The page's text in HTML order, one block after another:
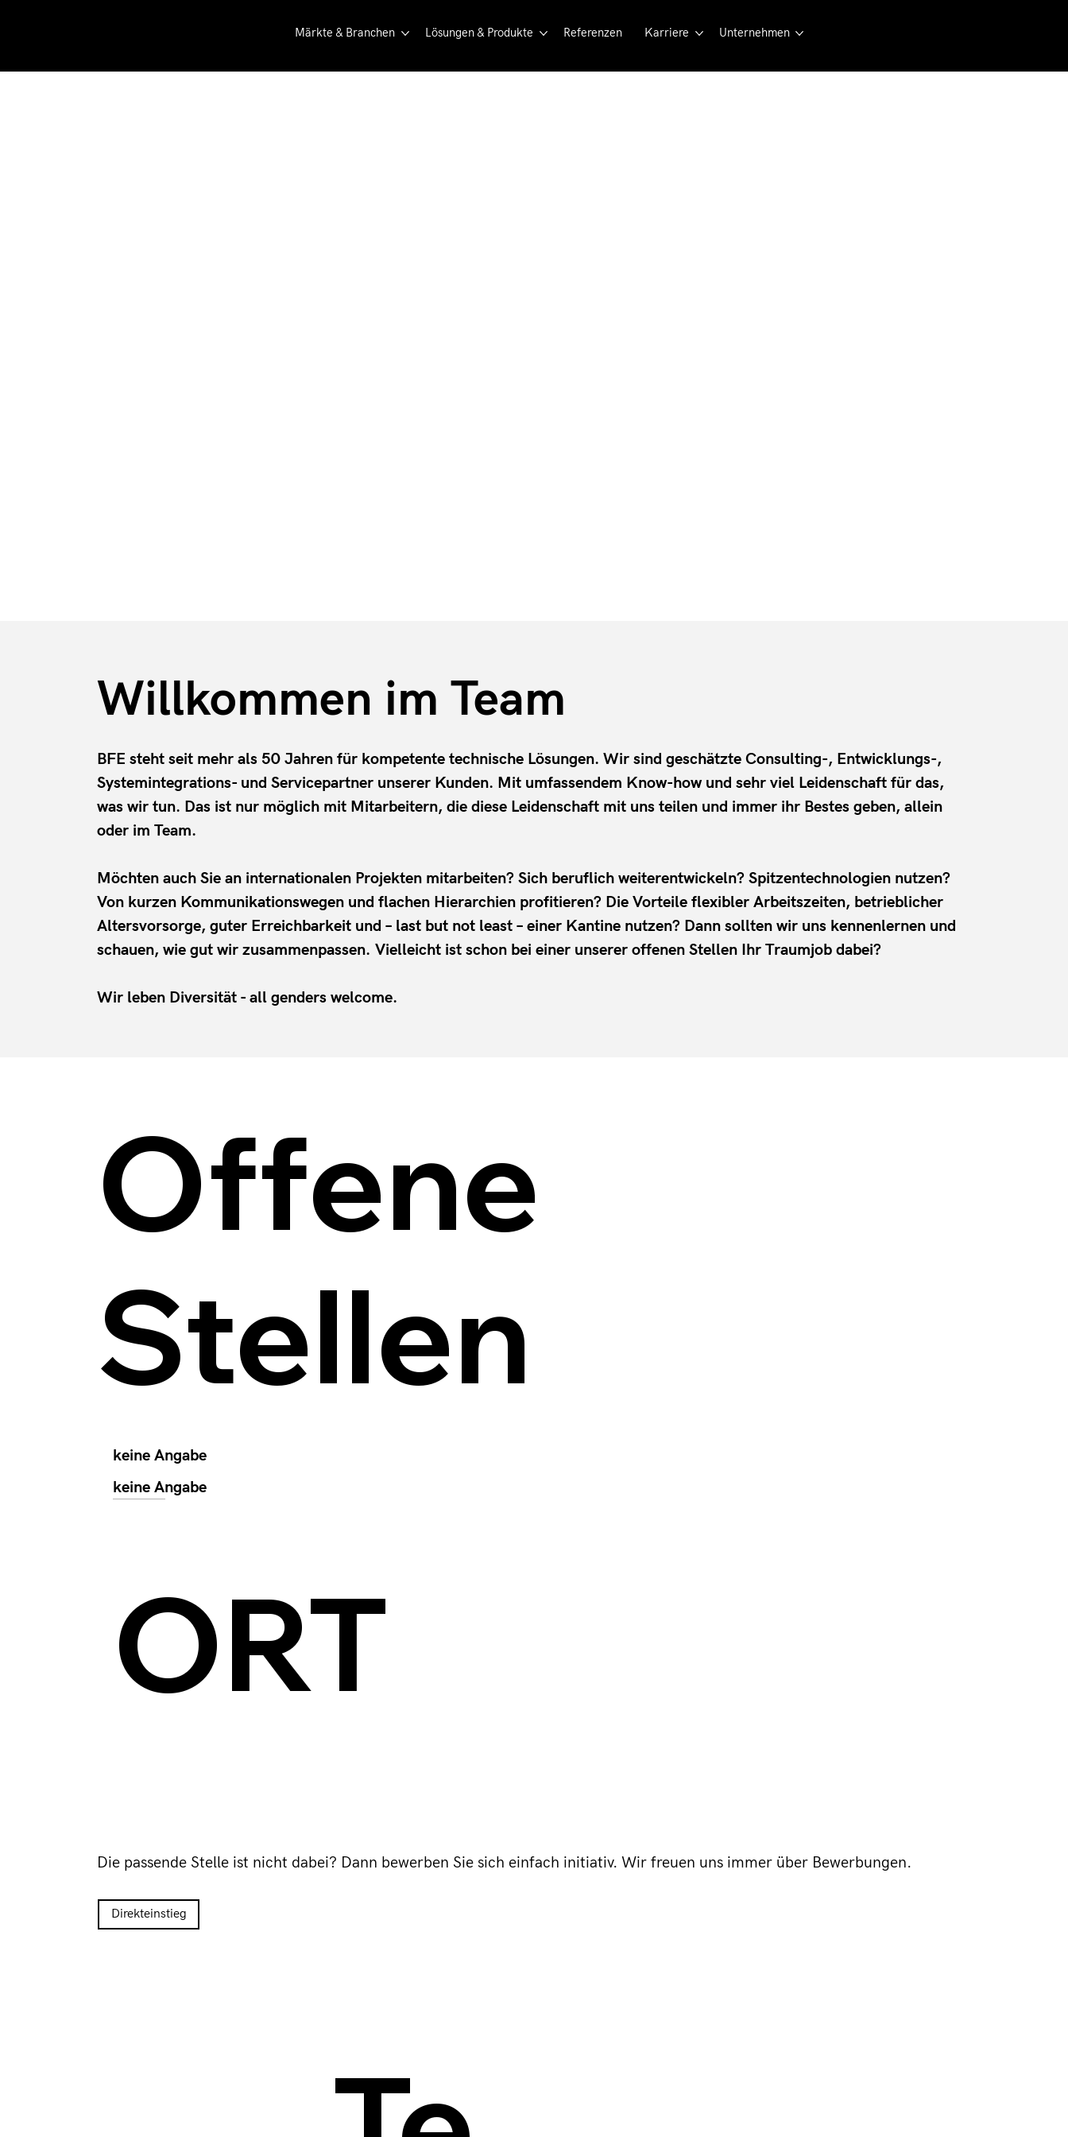
Märkte & Branchen Lösungen & Produkte Referenzen Karriere Unternehmen
Willkommen im Team
BFE steht seit mehr als 50 Jahren für kompetente technische Lösungen. Wir sind geschätzte Consulting-, Entwicklungs-,
Systemintegrations- und Servicepartner unserer Kunden. Mit umfassendem Know-how und sehr viel Leidenschaft für das,
was wir tun. Das ist nur möglich mit Mitarbeitern, die diese Leidenschaft mit uns teilen und immer ihr Bestes geben, allein
oder im Team.
Möchten auch Sie an internationalen Projekten mitarbeiten? Sich beruflich weiterentwickeln? Spitzentechnologien nutzen?
Von kurzen Kommunikationswegen und flachen Hierarchien profitieren? Die Vorteile flexibler Arbeitszeiten, betrieblicher
Altersvorsorge, guter Erreichbarkeit und – last but not least – einer Kantine nutzen? Dann sollten wir uns kennenlernen und
schauen, wie gut wir zusammenpassen. Vielleicht ist schon bei einer unserer offenen Stellen Ihr Traumjob dabei?
Wir leben Diversität - all genders welcome.
Offene
Stellen
keine Angabe
ORT
keine Angabe
Die passende Stelle ist nicht dabei? Dann bewerben Sie sich einfach initiativ. Wir freuen uns immer über Bewerbungen.
Direkteinstieg